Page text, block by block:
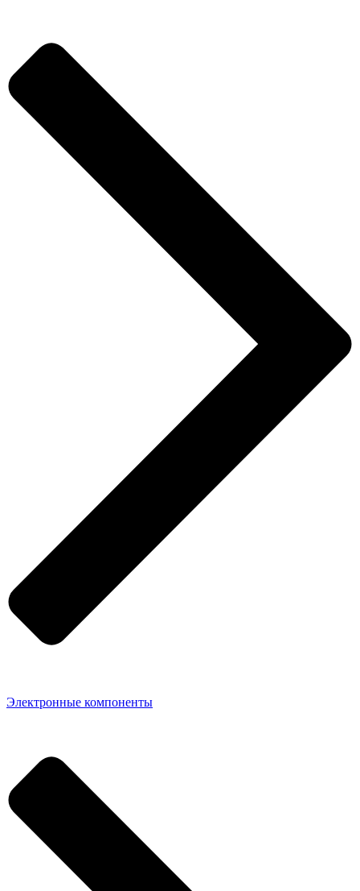
Электронные компоненты